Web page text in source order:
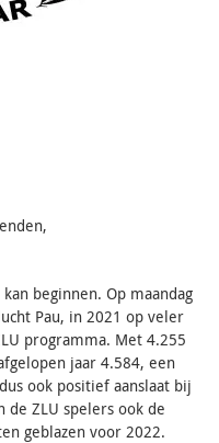
beginnen. Op maandag
Pau, in 2021 op veler
programma. Met 4.255
jaar 4.584, een
ook positief aanslaat bij
ZLU spelers ook de
geblazen voor 2022.